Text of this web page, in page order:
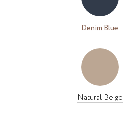
Denim Blue
Natural Beige